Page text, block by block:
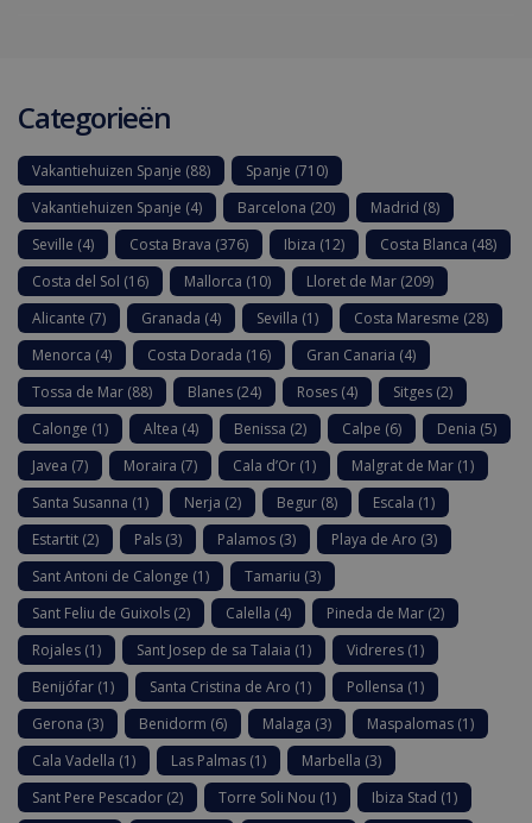
Categorieën
Vakantiehuizen Spanje (88) Spanje (710)
Vakantiehuizen Spanje (4) Barcelona (20) Madrid (8)
Seville (4) Costa Brava (376) Ibiza (12) Costa Blanca (48)
Costa del Sol (16) Mallorca (10) Lloret de Mar (209)
Alicante (7) Granada (4) Sevilla (1) Costa Maresme (28)
Menorca (4) Costa Dorada (16) Gran Canaria (4)
Tossa de Mar (88) Blanes (24) Roses (4) Sitges (2)
Calonge (1) Altea (4) Benissa (2) Calpe (6) Denia (5)
Javea (7) Moraira (7) Cala d’Or (1) Malgrat de Mar (1)
Santa Susanna (1) Nerja (2) Begur (8) Escala (1)
Estartit (2) Pals (3) Palamos (3) Playa de Aro (3)
Sant Antoni de Calonge (1) Tamariu (3)
Sant Feliu de Guixols (2) Calella (4) Pineda de Mar (2)
Rojales (1) Sant Josep de sa Talaia (1) Vidreres (1)
Benijófar (1) Santa Cristina de Aro (1) Pollensa (1)
Gerona (3) Benidorm (6) Malaga (3) Maspalomas (1)
Cala Vadella (1) Las Palmas (1) Marbella (3)
Sant Pere Pescador (2) Torre Soli Nou (1) Ibiza Stad (1)